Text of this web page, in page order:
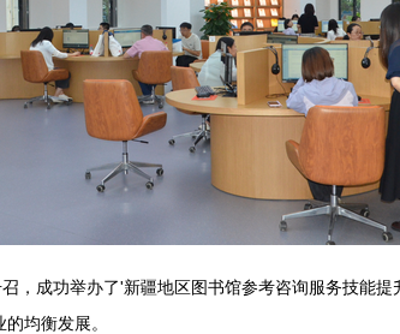
，成功举办了'新疆地区图书馆参考咨询服务技能
均衡发展。